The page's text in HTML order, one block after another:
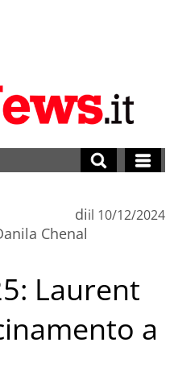
di
Chenal
il 10/12/2024
Laurent
a